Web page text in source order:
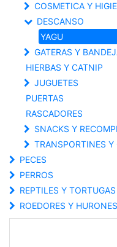
COSMETICA Y
DESCANSO
YAGU
GATERAS Y
HIERBAS Y CATNIP
JUGUETES
PUERTAS
RASCADORES
SNACKS Y
TRANSPORTINES Y
PECES
PERROS
REPTILES Y TORTUGAS
ROEDORES Y HURONES